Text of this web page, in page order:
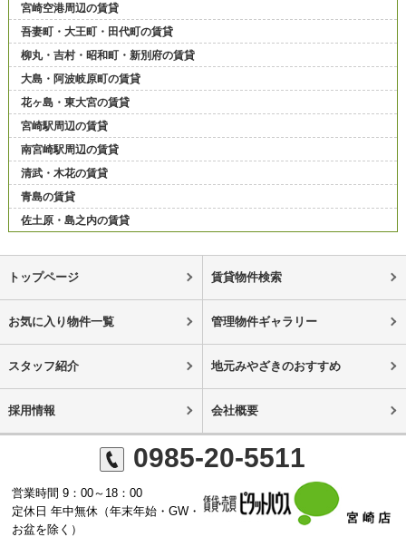
宮崎空港周辺の賃貸
吾妻町・大王町・田代町の賃貸
柳丸・吉村・昭和町・新別府の賃貸
大島・阿波岐原町の賃貸
花ヶ島・東大宮の賃貸
宮崎駅周辺の賃貸
南宮崎駅周辺の賃貸
清武・木花の賃貸
青島の賃貸
佐土原・島之内の賃貸
トップページ 賃貸物件検索
お気に入り物件一覧 管理物件ギャラリー
スタッフ紹介 地元みやざきのおすすめ
採用情報 会社概要
0985-20-5511
営業時間 9：00～18：00
定休日 年中無休（年末年始・GW・
お盆を除く）